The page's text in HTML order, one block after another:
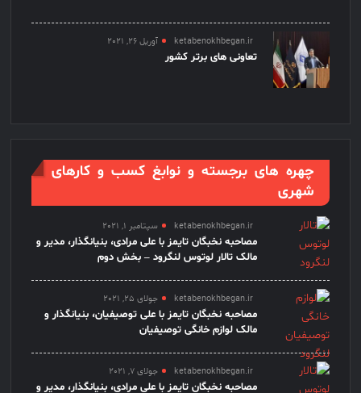
ketabenokhbegan.ir آوریل 26, 2021
تعاونی های برتر کشور
چهره های برجسته و نوابغ کسب و کارهای
شهری
ketabenokhbegan.ir سپتامبر 1, 2021
مصاحبه نخبگان تایمز با علی مرادی، بنیانگذار، مدیر و
مالک تالار لوتوس لنگرود – بخش دوم
ketabenokhbegan.ir جولای 25, 2021
مصاحبه نخبگان تایمز با علی توصیفیان، بنیانگذار و
مالک لوازم خانگی توصیفیان
ketabenokhbegan.ir جولای 7, 2021
مصاحبه نخبگان تایمز با علی مرادی، بنیانگذار، مدیر و